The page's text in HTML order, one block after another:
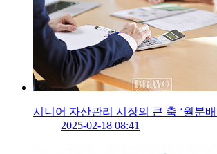
시니어 자산관리 시장의 큰 축 ‘월분배
2025-02-18 08:41